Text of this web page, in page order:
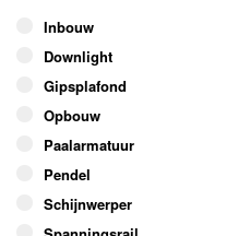
Inbouw
Downlight
Gipsplafond
Opbouw
Paalarmatuur
Pendel
Schijnwerper